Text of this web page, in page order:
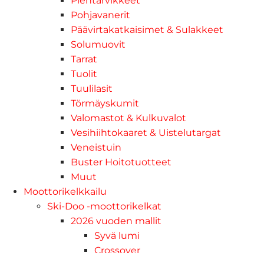
Pohjavanerit
Päävirtakatkaisimet & Sulakkeet
Solumuovit
Tarrat
Tuolit
Tuulilasit
Törmäyskumit
Valomastot & Kulkuvalot
Vesihiihtokaaret & Uistelutargat
Veneistuin
Buster Hoitotuotteet
Muut
Moottorikelkkailu
Ski-Doo -moottorikelkat
2026 vuoden mallit
Syvä lumi
Crossover